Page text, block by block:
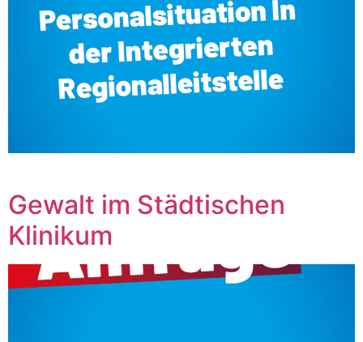
Gewalt im Städtischen
Klinikum